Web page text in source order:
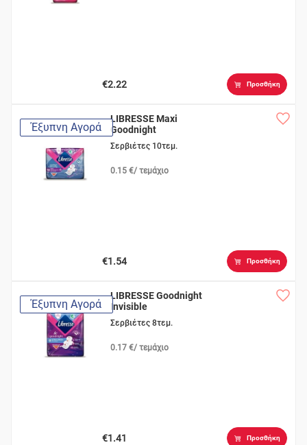
€2.22 Προσθήκη
Έξυπνη Αγορά
LIBRESSE Maxi
Goodnight
Σερβιέτες 10τεμ.
0.15 €/ τεμάχιο
€1.54 Προσθήκη
Έξυπνη Αγορά
LIBRESSE Goodnight
Invisible
Σερβιέτες 8τεμ.
0.17 €/ τεμάχιο
€1.41 Προσθήκη